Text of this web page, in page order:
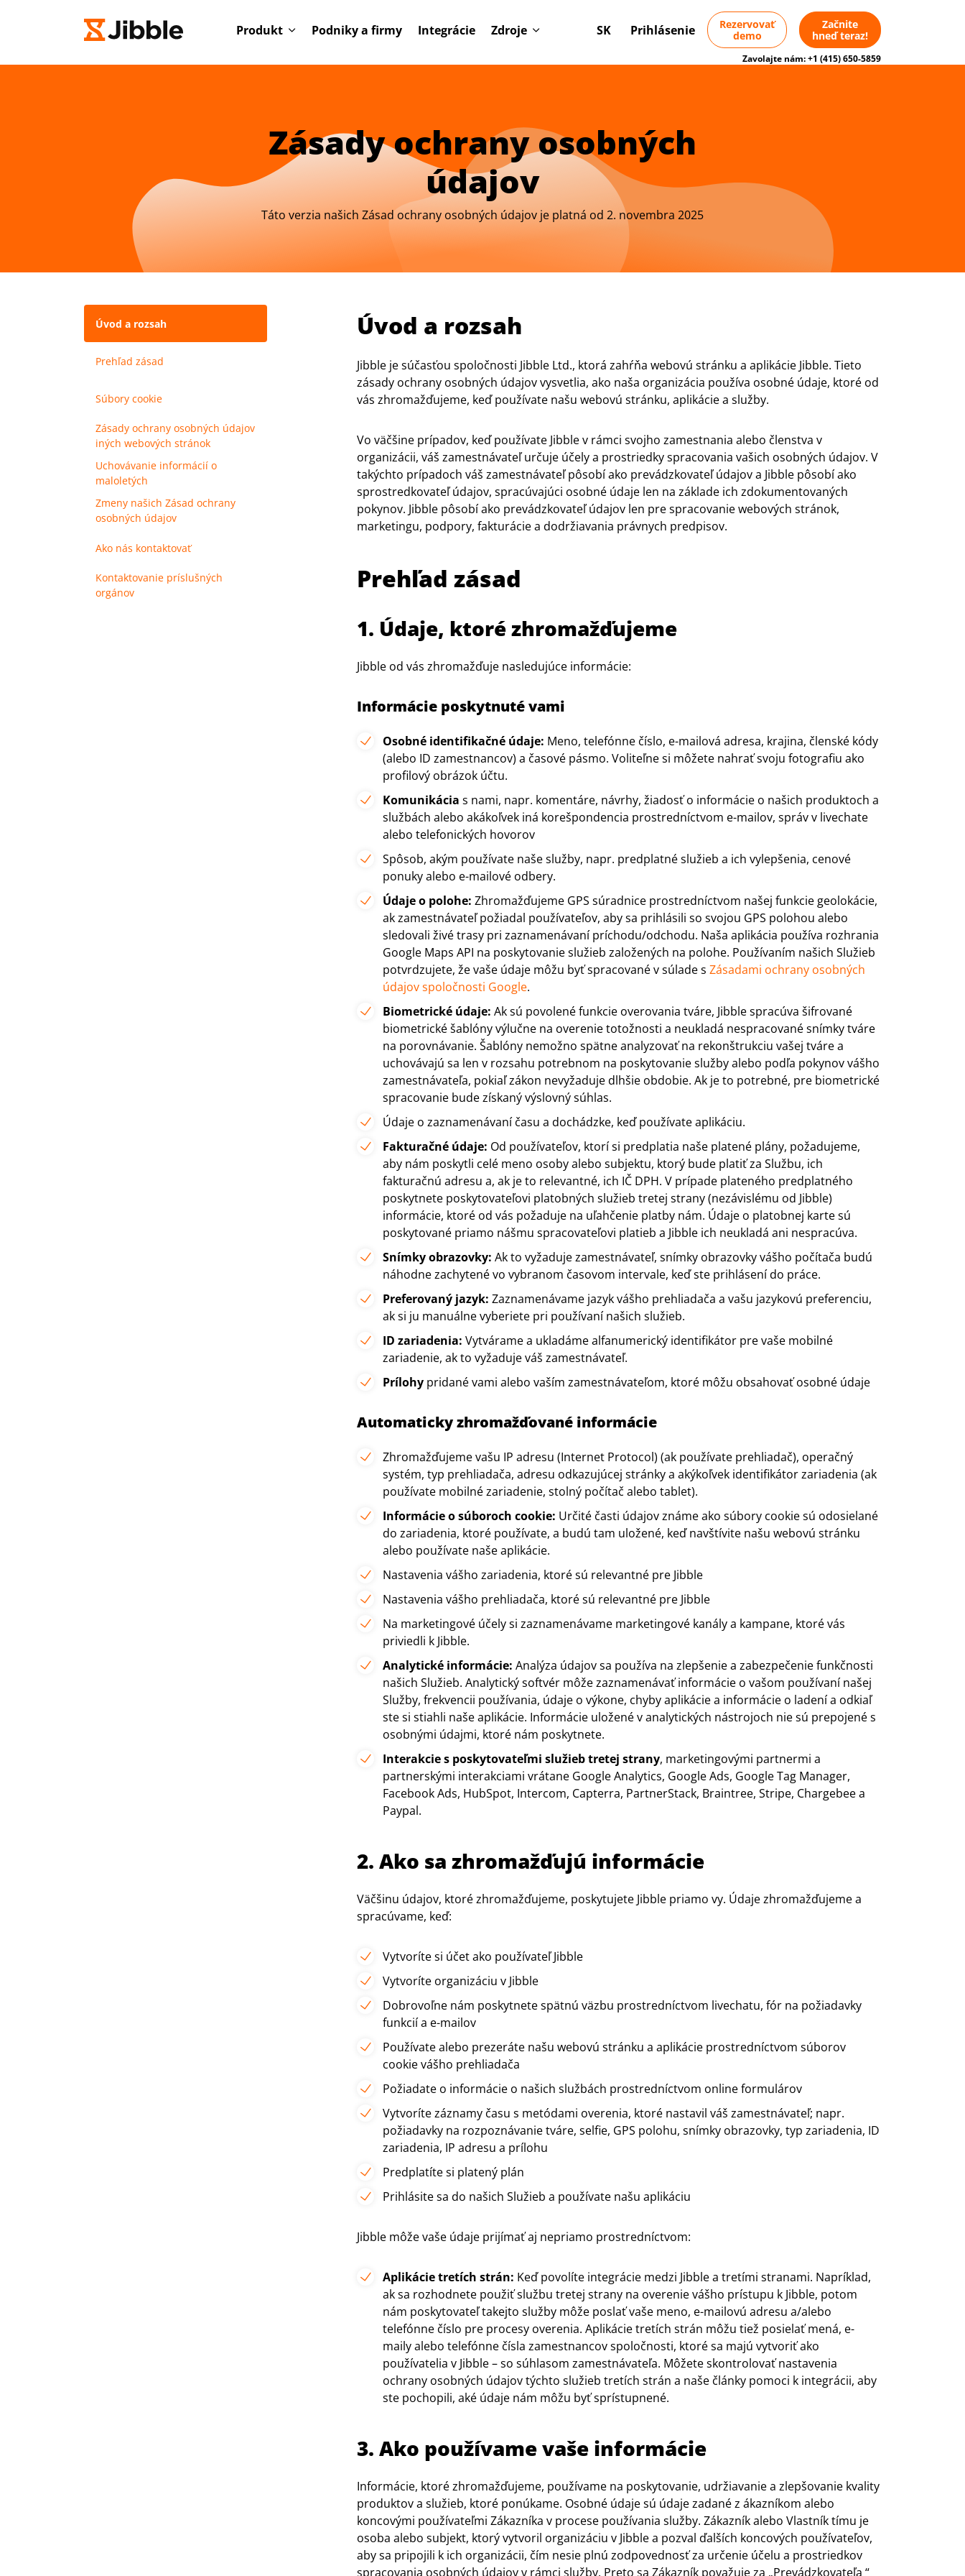
Produkt Podniky a firmy Integrácie Zdroje SK Prihlásenie
Rezervovať
demo
Začnite
hneď teraz!
Zavolajte nám:+1 (415) 650-5859
Zásady ochrany osobných
údajov
Táto verzia našich Zásad ochrany osobných údajov je platná od 2. novembra 2025
Úvod a rozsah
Prehľad zásad
Súbory cookie
Zásady ochrany osobných údajov
iných webových stránok
Uchovávanie informácií o
maloletých
Zmeny našich Zásad ochrany
osobných údajov
Ako nás kontaktovať
Kontaktovanie príslušných
orgánov
Úvod a rozsah
Jibble je súčasťou spoločnosti Jibble Ltd., ktorá zahŕňa webovú stránku a aplikácie Jibble. Tieto
zásady ochrany osobných údajov vysvetlia, ako naša organizácia používa osobné údaje, ktoré od
vás zhromažďujeme, keď používate našu webovú stránku, aplikácie a služby.
Vo väčšine prípadov, keď používate Jibble v rámci svojho zamestnania alebo členstva v
organizácii, váš zamestnávateľ určuje účely a prostriedky spracovania vašich osobných údajov. V
takýchto prípadoch váš zamestnávateľ pôsobí ako prevádzkovateľ údajov a Jibble pôsobí ako
sprostredkovateľ údajov, spracúvajúci osobné údaje len na základe ich zdokumentovaných
pokynov. Jibble pôsobí ako prevádzkovateľ údajov len pre spracovanie webových stránok,
marketingu, podpory, fakturácie a dodržiavania právnych predpisov.
Prehľad zásad
1. Údaje, ktoré zhromažďujeme
Jibble od vás zhromažďuje nasledujúce informácie:
Informácie poskytnuté vami
Osobné identifikačné údaje: Meno, telefónne číslo, e-mailová adresa, krajina, členské kódy
(alebo ID zamestnancov) a časové pásmo. Voliteľne si môžete nahrať svoju fotografiu ako
profilový obrázok účtu.
Komunikácia s nami, napr. komentáre, návrhy, žiadosť o informácie o našich produktoch a
službách alebo akákoľvek iná korešpondencia prostredníctvom e-mailov, správ v livechate
alebo telefonických hovorov
Spôsob, akým používate naše služby, napr. predplatné služieb a ich vylepšenia, cenové
ponuky alebo e-mailové odbery.
Údaje o polohe: Zhromažďujeme GPS súradnice prostredníctvom našej funkcie geolokácie,
ak zamestnávateľ požiadal používateľov, aby sa prihlásili so svojou GPS polohou alebo
sledovali živé trasy pri zaznamenávaní príchodu/odchodu. Naša aplikácia používa rozhrania
Google Maps API na poskytovanie služieb založených na polohe. Používaním našich Služieb
potvrdzujete, že vaše údaje môžu byť spracované v súlade s Zásadami ochrany osobných
údajov spoločnosti Google.
Biometrické údaje: Ak sú povolené funkcie overovania tváre, Jibble spracúva šifrované
biometrické šablóny výlučne na overenie totožnosti a neukladá nespracované snímky tváre
na porovnávanie. Šablóny nemožno spätne analyzovať na rekonštrukciu vašej tváre a
uchovávajú sa len v rozsahu potrebnom na poskytovanie služby alebo podľa pokynov vášho
zamestnávateľa, pokiaľ zákon nevyžaduje dlhšie obdobie. Ak je to potrebné, pre biometrické
spracovanie bude získaný výslovný súhlas.
Údaje o zaznamenávaní času a dochádzke, keď používate aplikáciu.
Fakturačné údaje: Od používateľov, ktorí si predplatia naše platené plány, požadujeme,
aby nám poskytli celé meno osoby alebo subjektu, ktorý bude platiť za Službu, ich
fakturačnú adresu a, ak je to relevantné, ich IČ DPH. V prípade plateného predplatného
poskytnete poskytovateľovi platobných služieb tretej strany (nezávislému od Jibble)
informácie, ktoré od vás požaduje na uľahčenie platby nám. Údaje o platobnej karte sú
poskytované priamo nášmu spracovateľovi platieb a Jibble ich neukladá ani nespracúva.
Snímky obrazovky: Ak to vyžaduje zamestnávateľ, snímky obrazovky vášho počítača budú
náhodne zachytené vo vybranom časovom intervale, keď ste prihlásení do práce.
Preferovaný jazyk: Zaznamenávame jazyk vášho prehliadača a vašu jazykovú preferenciu,
ak si ju manuálne vyberiete pri používaní našich služieb.
ID zariadenia: Vytvárame a ukladáme alfanumerický identifikátor pre vaše mobilné
zariadenie, ak to vyžaduje váš zamestnávateľ.
Prílohypridané vami alebo vaším zamestnávateľom, ktoré môžu obsahovať osobné údaje
Automaticky zhromažďované informácie
Zhromažďujeme vašu IP adresu (Internet Protocol) (ak používate prehliadač), operačný
systém, typ prehliadača, adresu odkazujúcej stránky a akýkoľvek identifikátor zariadenia (ak
používate mobilné zariadenie, stolný počítač alebo tablet).
Informácie o súboroch cookie: Určité časti údajov známe ako súbory cookie sú odosielané
do zariadenia, ktoré používate, a budú tam uložené, keď navštívite našu webovú stránku
alebo používate naše aplikácie.
Nastavenia vášho zariadenia, ktoré sú relevantné pre Jibble
Nastavenia vášho prehliadača, ktoré sú relevantné pre Jibble
Na marketingové účely si zaznamenávame marketingové kanály a kampane, ktoré vás
priviedli k Jibble.
Analytické informácie: Analýza údajov sa používa na zlepšenie a zabezpečenie funkčnosti
našich Služieb. Analytický softvér môže zaznamenávať informácie o vašom používaní našej
Služby, frekvencii používania, údaje o výkone, chyby aplikácie a informácie o ladení a odkiaľ
ste si stiahli naše aplikácie. Informácie uložené v analytických nástrojoch nie sú prepojené s
osobnými údajmi, ktoré nám poskytnete.
Interakcie s poskytovateľmi služieb tretej strany, marketingovými partnermi a
partnerskými interakciami vrátaneGoogle Analytics, Google Ads, Google Tag Manager,
Facebook Ads, HubSpot, Intercom, Capterra, PartnerStack, Braintree, Stripe, Chargebee a
Paypal.
2. Ako sa zhromažďujú informácie
Väčšinu údajov, ktoré zhromažďujeme, poskytujete Jibble priamo vy. Údaje zhromažďujeme a
spracúvame, keď:
Vytvoríte si účet ako používateľ Jibble
Vytvoríte organizáciu v Jibble
Dobrovoľne nám poskytnete spätnú väzbu prostredníctvom livechatu, fór na požiadavky
funkcií a e-mailov
Používate alebo prezeráte našu webovú stránku a aplikácie prostredníctvom súborov
cookie vášho prehliadača
Požiadate o informácie o našich službách prostredníctvom online formulárov
Vytvoríte záznamy času s metódami overenia, ktoré nastavil váš zamestnávateľ; napr.
požiadavky na rozpoznávanie tváre, selfie, GPS polohu, snímky obrazovky, typ zariadenia, ID
zariadenia, IP adresu a prílohu
Predplatíte si platený plán
Prihlásite sa do našich Služieb a používate našu aplikáciu
Jibble môže vaše údaje prijímať aj nepriamo prostredníctvom:
Aplikácie tretích strán: Keď povolíte integrácie medzi Jibble a tretími stranami. Napríklad,
ak sa rozhodnete použiť službu tretej strany na overenie vášho prístupu k Jibble, potom
nám poskytovateľ takejto služby môže poslať vaše meno, e-mailovú adresu a/alebo
telefónne číslo pre procesy overenia. Aplikácie tretích strán môžu tiež posielať mená, e-
maily alebo telefónne čísla zamestnancov spoločnosti, ktoré sa majú vytvoriť ako
používatelia v Jibble – so súhlasom zamestnávateľa. Môžete skontrolovať nastavenia
ochrany osobných údajov týchto služieb tretích strán a naše články pomoci k integrácii, aby
ste pochopili, aké údaje nám môžu byť sprístupnené.
3. Ako používame vaše informácie
Informácie, ktoré zhromažďujeme, používame na poskytovanie, udržiavanie a zlepšovanie kvality
produktov a služieb, ktoré ponúkame. Osobné údaje sú údaje zadané z ákazníkom alebo
koncovými používateľmi Zákazníka v procese používania služby. Zákazník alebo Vlastník tímu je
osoba alebo subjekt, ktorý vytvoril organizáciu v Jibble a pozval ďalších koncových používateľov,
aby sa pripojili k ich organizácii, čím nesie plnú zodpovednosť za určenie účelu a prostriedkov
spracovania osobných údajov v rámci služby. Preto sa Zákazník považuje za „Prevádzkovateľa “